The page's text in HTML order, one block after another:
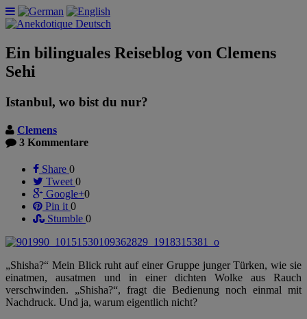
Ein bilinguales Reiseblog von Clemens
Sehi
Istanbul, wo bist du nur?
Clemens
3 Kommentare
Share 0
Tweet 0
Google+0
Pin it 0
Stumble 0
„Shisha?“ Mein Blick ruht auf einer Gruppe junger Türken, wie sie
einatmen, ausatmen und in einer dichten Wolke aus Rauch
verschwinden. „Shisha?“, fragt die Bedienung noch einmal mit
Nachdruck. Und ja, warum eigentlich nicht?